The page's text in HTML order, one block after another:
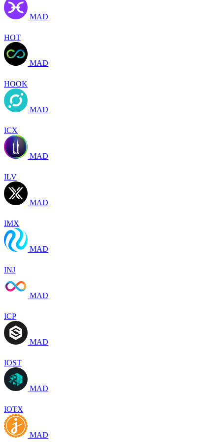
MAD
HOT
MAD
HOOK
MAD
ICX
MAD
ILV
MAD
IMX
MAD
INJ
MAD
ICP
MAD
IOST
MAD
IOTX
MAD